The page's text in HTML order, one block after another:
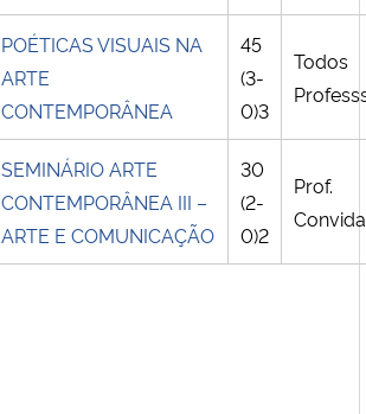
POÉTICAS VISUAIS NA
ARTE
CONTEMPORÂNEA
45
(3-
0)3
Todos
SEMINÁRIO ARTE
CONTEMPORÂNEA III –
ARTE E COMUNICAÇÃO
30
(2-
0)2
Prof.